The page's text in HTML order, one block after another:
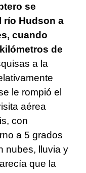
se
río Hudson a
cuando
de
a la
le rompió el
aérea
con
a 5 grados
nubes, lluvia y
que la